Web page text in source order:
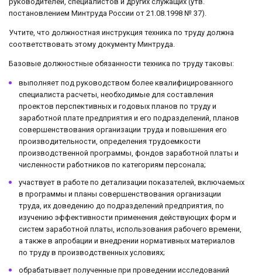
постановлением Минтруда России от 21.08.1998 № 37).
Учтите, что должностная инструкция техника по труду должна
соответствовать этому документу Минтруда.
Базовые должностные обязанности техника по труду таковы:
выполняет под руководством более квалифицированного
специалиста расчеты, необходимые для составления
проектов перспективных и годовых планов по труду и
заработной плате предприятия и его подразделений, планов
совершенствования организации труда и повышения его
производительности, определения трудоемкости
производственной программы, фондов заработной платы и
численности работников по категориям персонала;
участвует в работе по детализации показателей, включаемых
в программы и планы совершенствования организации
труда, их доведению до подразделений предприятия, по
изучению эффективности применения действующих форм и
систем заработной платы, использования рабочего времени,
а также в апробации и внедрении нормативных материалов
по труду в производственных условиях;
обрабатывает полученные при проведении исследований